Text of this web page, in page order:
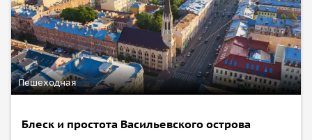
Пешеходная
Блеск и простота Васильевского острова